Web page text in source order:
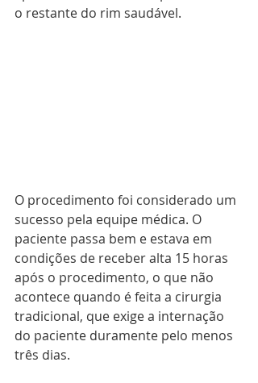
o restante do rim saudável.
O procedimento foi considerado um
sucesso pela equipe médica. O
paciente passa bem e estava em
condições de receber alta 15 horas
após o procedimento, o que não
acontece quando é feita a cirurgia
tradicional, que exige a internação
do paciente duramente pelo menos
três dias.